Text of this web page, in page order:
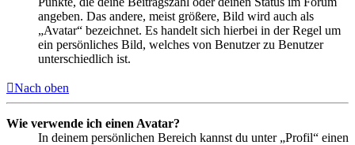
angeben. Das andere, meist größere, Bild wird auch als
„Avatar“ bezeichnet. Es handelt sich hierbei in der Regel um
ein persönliches Bild, welches von Benutzer zu Benutzer
unterschiedlich ist.
Nach oben
Wie verwende ich einen Avatar?
In deinem persönlichen Bereich kannst du unter „Profil“ einen